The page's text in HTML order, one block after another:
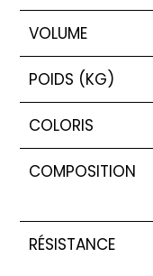
VOLUME
POIDS (KG)
COLORIS
COMPOSITION
RÉSISTANCE